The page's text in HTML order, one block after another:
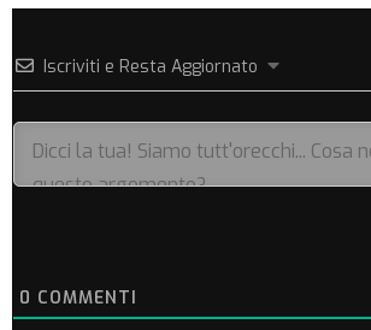
Iscriviti e Resta Aggiornato
0 COMMENTI